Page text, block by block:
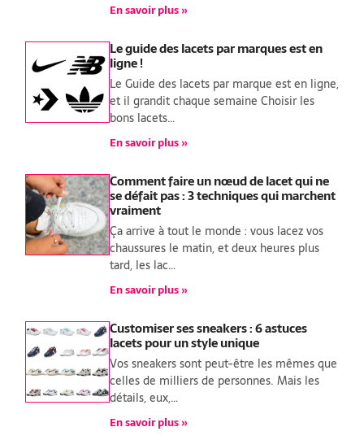
En savoir plus »
Le guide des lacets par marques est en
ligne !
Le Guide des lacets par marque est en ligne,
et il grandit chaque semaine Choisir les
bons lacets…
En savoir plus »
Comment faire un nœud de lacet qui ne
se défait pas : 3 techniques qui marchent
vraiment
Ça arrive à tout le monde : vous lacez vos
chaussures le matin, et deux heures plus
tard, les lac…
En savoir plus »
Customiser ses sneakers : 6 astuces
lacets pour un style unique
Vos sneakers sont peut-être les mêmes que
celles de milliers de personnes. Mais les
détails, eux,…
En savoir plus »